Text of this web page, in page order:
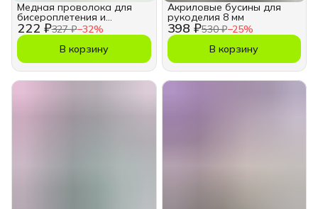
222 ₽327 ₽−32%
Медная проволока для
бисероплетения и
рукоделия
В корзину
398 ₽530 ₽−25%
Акриловые бусины для
рукоделия 8 мм
В корзину